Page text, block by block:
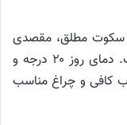
و سکوت مطلق، مقصدی
متفاوت برای سفر پاییزی طبیعت‌گردی است. دمای روز ۲۰ درجه و
کافی و چراغ مناسب